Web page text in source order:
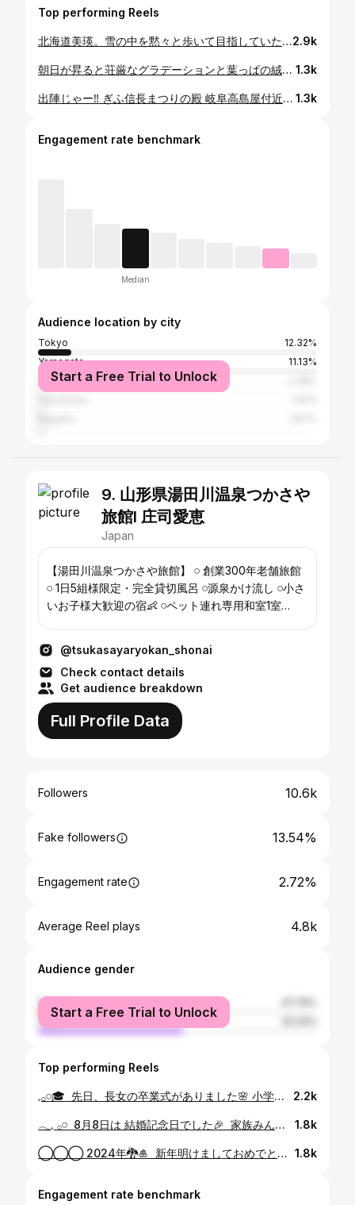
Top performing Reels
北海道美瑛。雪の中を黙々と歩いて目指していた今回の目的地に着きました。一枚の写真では、エメラルドグリーンの氷柱や川の美しさ、滝の臨場感を表現できなかったので動画にしてみました。 #誰かに見せたい景色#waterfall #滝#冬#winter #キリトリセカイ #雪景色#冬景色 #氷#酒田在住#酒田市 #photography #photographer #speedskatingcoach #山形#長野#photographylovers #酒田みっけ2.9k
朝日が昇ると荘厳なグラデーションと葉っぱの絨毯。まるでチェック柄、自然は凄いなぁ。こういう景色を撮影できることに感謝。 #ファインダー#カメラのある生活 #私の世界#レンズ越しの私の世界 #あなたに見せたい景色 #紅葉狩り#instagram #インスタ#japan#autumn #キリトリセカイ#秋 #旅行#travel#insta_of_japan #山形県酒田市#酒田みっけ #instagramjapan #trees#木 1.3k
出陣じゃー‼︎ ぎふ信長まつりの殿 岐阜高島屋付近で📸 @ribekafujii @hanamomo.2017.0401 #藤井リベカ展示会 #11月12日まで開催中 1.3k
Engagement rate benchmark
Median
Audience location by city
Tokyo
12.32%
Yamagata
11.13%
Kyoto
Start a Free Trial to Unlock
9. 山形県湯田川温泉つかさや
旅館I 庄司愛恵
Japan
【湯田川温泉つかさや旅館】 𓏸 創業300年老舗旅館
𓏸 1日5組様限定・完全貸切風呂 𓏸源泉かけ流し 𓏸小さ
いお子様大歓迎の宿👶 𓏸ペット連れ専用和室1室
@tsukasayaryokan_shonai
Check contact details
Get audience breakdown
Full Profile Data
Followers 10.6k
Fake followers 13.54%
Engagement rate 2.72%
Average Reel plays 4.8k
Audience gender
female
male
Start a Free Trial to Unlock
Top performing Reels
𓈒𓂂𓏸🎓 ⁡ 先日、長女の卒業式がありました🌸 小学校6年間本当にお疲れさま‼︎ ⁡ 過ぎてみれば、あっという間の 小学校生活🏫 ⁡ 中学に行っても、 元気に学校生活を送って欲しいです🫶🏻 ⁡ 夜はうちで湯田川の子供たちと 仲良しの親たちと食事会をしました☺️ みんなで卒業を祝えて 嬉しかったなぁ💗🌸 ⁡ ============== ⋆⸜ᵀᴴᴬᴺᴷ ᵞᴼᵁ⸝⋆ 湯田川温泉♨︎つかさや旅館 料理は若旦那と女将が真心込めて 作っています✨ 是非召し上がりにいらして下さい ⁡ ᶠᴼᴸᴸᴼᵂ ♡ @tsukasayaryokan_shonai ご予約はHPから𖤣𖥧𖥣𖡡𖥧𖤣 =============== #卒業おめでとう 2.2k
𓂃𓈒 𓂂𓏸 ⁡ 8月8日は 結婚記念日でした🎉 ⁡ 家族みんなで食事できて 嬉しかったなー!! ⁡ またお仕事頑張って 美味しいもの食べにいこうー！ ⁡ ================= ⋆⸜ᵀᴴᴬᴺᴷ ᵞᴼᵁ⸝⋆ 𖤐 @tsukasayaryokan_shonai ⁡ ご予約はHPから𖤣𖥧𖥣𖡡𖥧𖤣 =============== 1.8k
◯◯◯ 2024年🐉🎍 ⁡ 新年明けましておめでとうございます 今年もどうぞ宜しくお願いします🩷 ⁡ ================= ⋆⸜ᵀᴴᴬᴺᴷ ᵞᴼᵁ⸝⋆ 湯田川温泉♨︎つかさや旅館 料理は若旦那と女将が真心込めて 作っています✨ 是非召し上がりにいらして下さい ⁡ ᶠᴼᴸᴸᴼᵂ ♡ @tsukasayaryokan_shonai ご予約はHPから𖤣𖥧𖥣𖡡𖥧𖤣 =============== #2024 #新年 1.8k
Engagement rate benchmark